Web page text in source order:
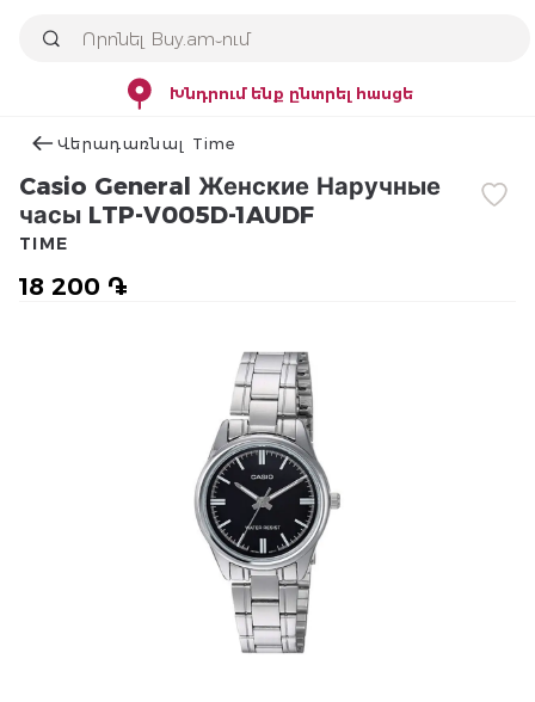
Խնդրում ենք ընտրել հասցե
Վերադառնալ Time
Casio General Женские Наручные
часы LTP-V005D-1AUDF
18 200 ֏
TIME